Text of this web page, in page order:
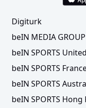
Digiturk
beIN MEDIA GROUP
beIN SPORTS
beIN SPORTS
beIN SPORTS
beIN SPORTS Hong